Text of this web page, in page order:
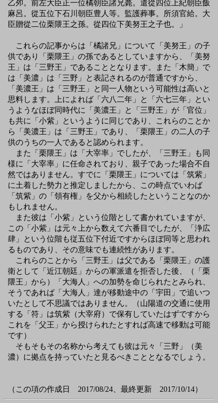
乙夘。前左大臣正一位橘朝臣諸兄薨。遣從四位上紀朝臣飯
麻呂。從五位下石川朝臣豊人等。監護葬事。所須官給。大
臣贈從二位栗隈王之孫。從四位下美努王之子也。」
これらの記事からは「橘諸兄」について「美努王」の子
供であり「栗隈王」の孫であるとしていますから、「美努
王」は「三野王」であることとなります。また「木簡」で
は「美濃」は「三野」と表記されるのが普通ですから、
「美濃王」は「三野王」と同一人物という可能性は高いと
思料します。上によれば「六八二年」と「六七三年」とい
うようなほぼ同時代に「美濃王」と「三野王」が「官位」
も共に「小紫」というように同じであり、これらのことか
ら「美濃王」は「三野王」であり、「栗隈王」の二人の子
供のうちの一人であると認められます。
また「栗隈王」は「大宰率」でしたが、「三野王」も同
様に「大宰率」に任命されており、親子であった場合不自
然ではありません。すでに「栗隈王」については「筑紫」
に土着した勢力と推定しましたから、この時点でいわば
「筑紫」の「領有権」を父から相続したということなのか
もしれません。
また彼は「小紫」という位階として書かれていますが、
この「小紫」は元々上から数えて六番目でしたが、「浄広
肆」という位階も従五位下付近ですからほぼ同等と思われ
るものであり、その意味でも連続性があります。
これらのことから「三野王」は父である「栗隈王」の護
衛として「近江朝廷」からの軍派遣を拒否した後、（「栗
隈王」から）「大海人」への加勢を命じられたとみられ、
そうであれば「大海人」達が移動途中の「宇田」で追いつ
いたとして不思議ではありません。（山陽道の交通に使用
する「符」は筑紫（大宰府）で保有していたはずですから
これを「父王」から授けられたとすれば高速で移動は可能
です）
そもそもその名称から考えても彼は元々「三野」（美
濃）に拠点を持っていたと見るべきこととなるでしょう。
（この項の作成日 2017/08/24、最終更新 2017/10/14）